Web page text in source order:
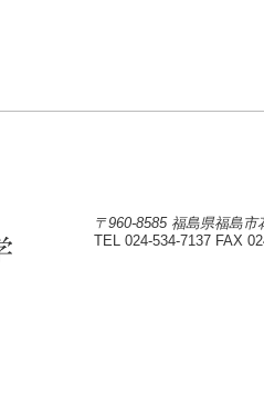
〒960-8585 福島県福島市
TEL 024-534-7137 FAX